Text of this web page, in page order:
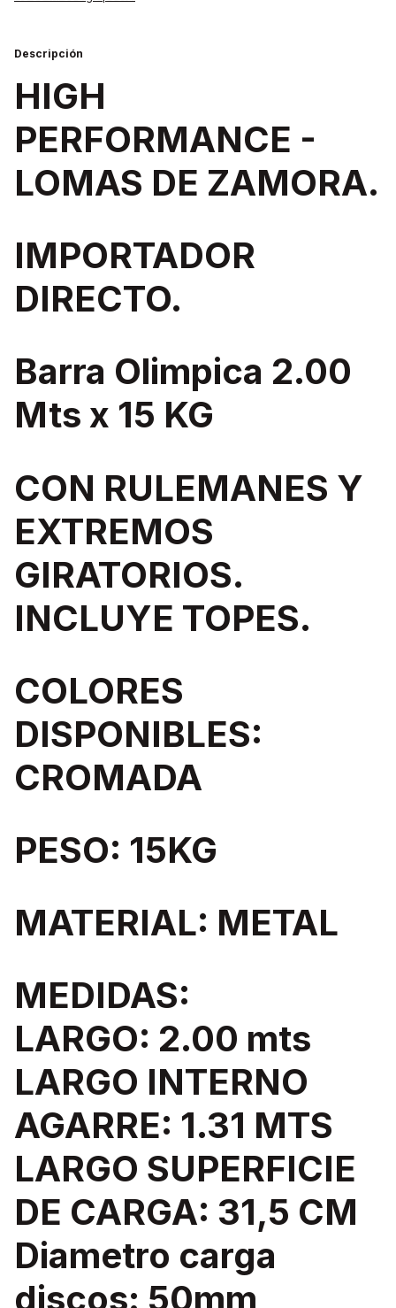
Descripción
HIGH
PERFORMANCE -
LOMAS DE ZAMORA.
IMPORTADOR
DIRECTO.
Barra Olimpica 2.00
Mts x 15 KG
CON RULEMANES Y
EXTREMOS
GIRATORIOS.
INCLUYE TOPES.
COLORES
DISPONIBLES:
CROMADA
PESO: 15KG
MATERIAL: METAL
MEDIDAS:
LARGO: 2.00 mts
LARGO INTERNO
AGARRE: 1.31 MTS
LARGO SUPERFICIE
DE CARGA: 31,5 CM
Diametro carga
discos: 50mm